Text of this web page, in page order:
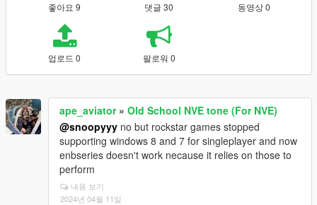
좋아요 9 댓글 30 동영상 0
업로드 0 팔로워 0
ape_aviator» Old School NVE tone (For NVE)
@snoopyyy no but rockstar games stopped
supporting windows 8 and 7 for singleplayer and now
enbseries doesn't work necause it relies on those to
perform
내용 보기
2024년 04월 11일